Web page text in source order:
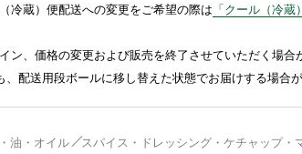
冷蔵）便配送への変更をご希望の際は 「クール（冷蔵
ン、価格の変更および販売を終了させていただく場
配送用段ボールに移し替えた状態でお届けする場合が
油・オイル スパイス・ドレッシング・ケチャップ・